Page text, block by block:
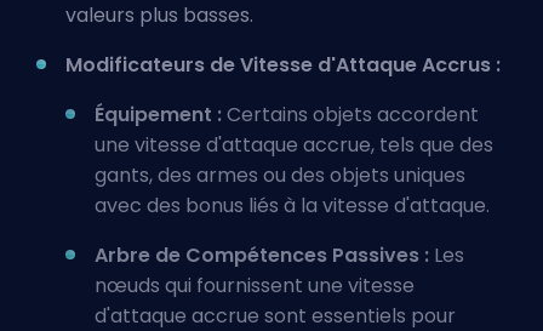
valeurs plus basses.
Modificateurs de Vitesse d'Attaque Accrus :
Équipement :Certains objets accordent
une vitesse d'attaque accrue, tels que des
gants, des armes ou des objets uniques
avec des bonus liés à la vitesse d'attaque.
Arbre de Compétences Passives : Les
nœuds qui fournissent une vitesse
d'attaque accrue sont essentiels pour